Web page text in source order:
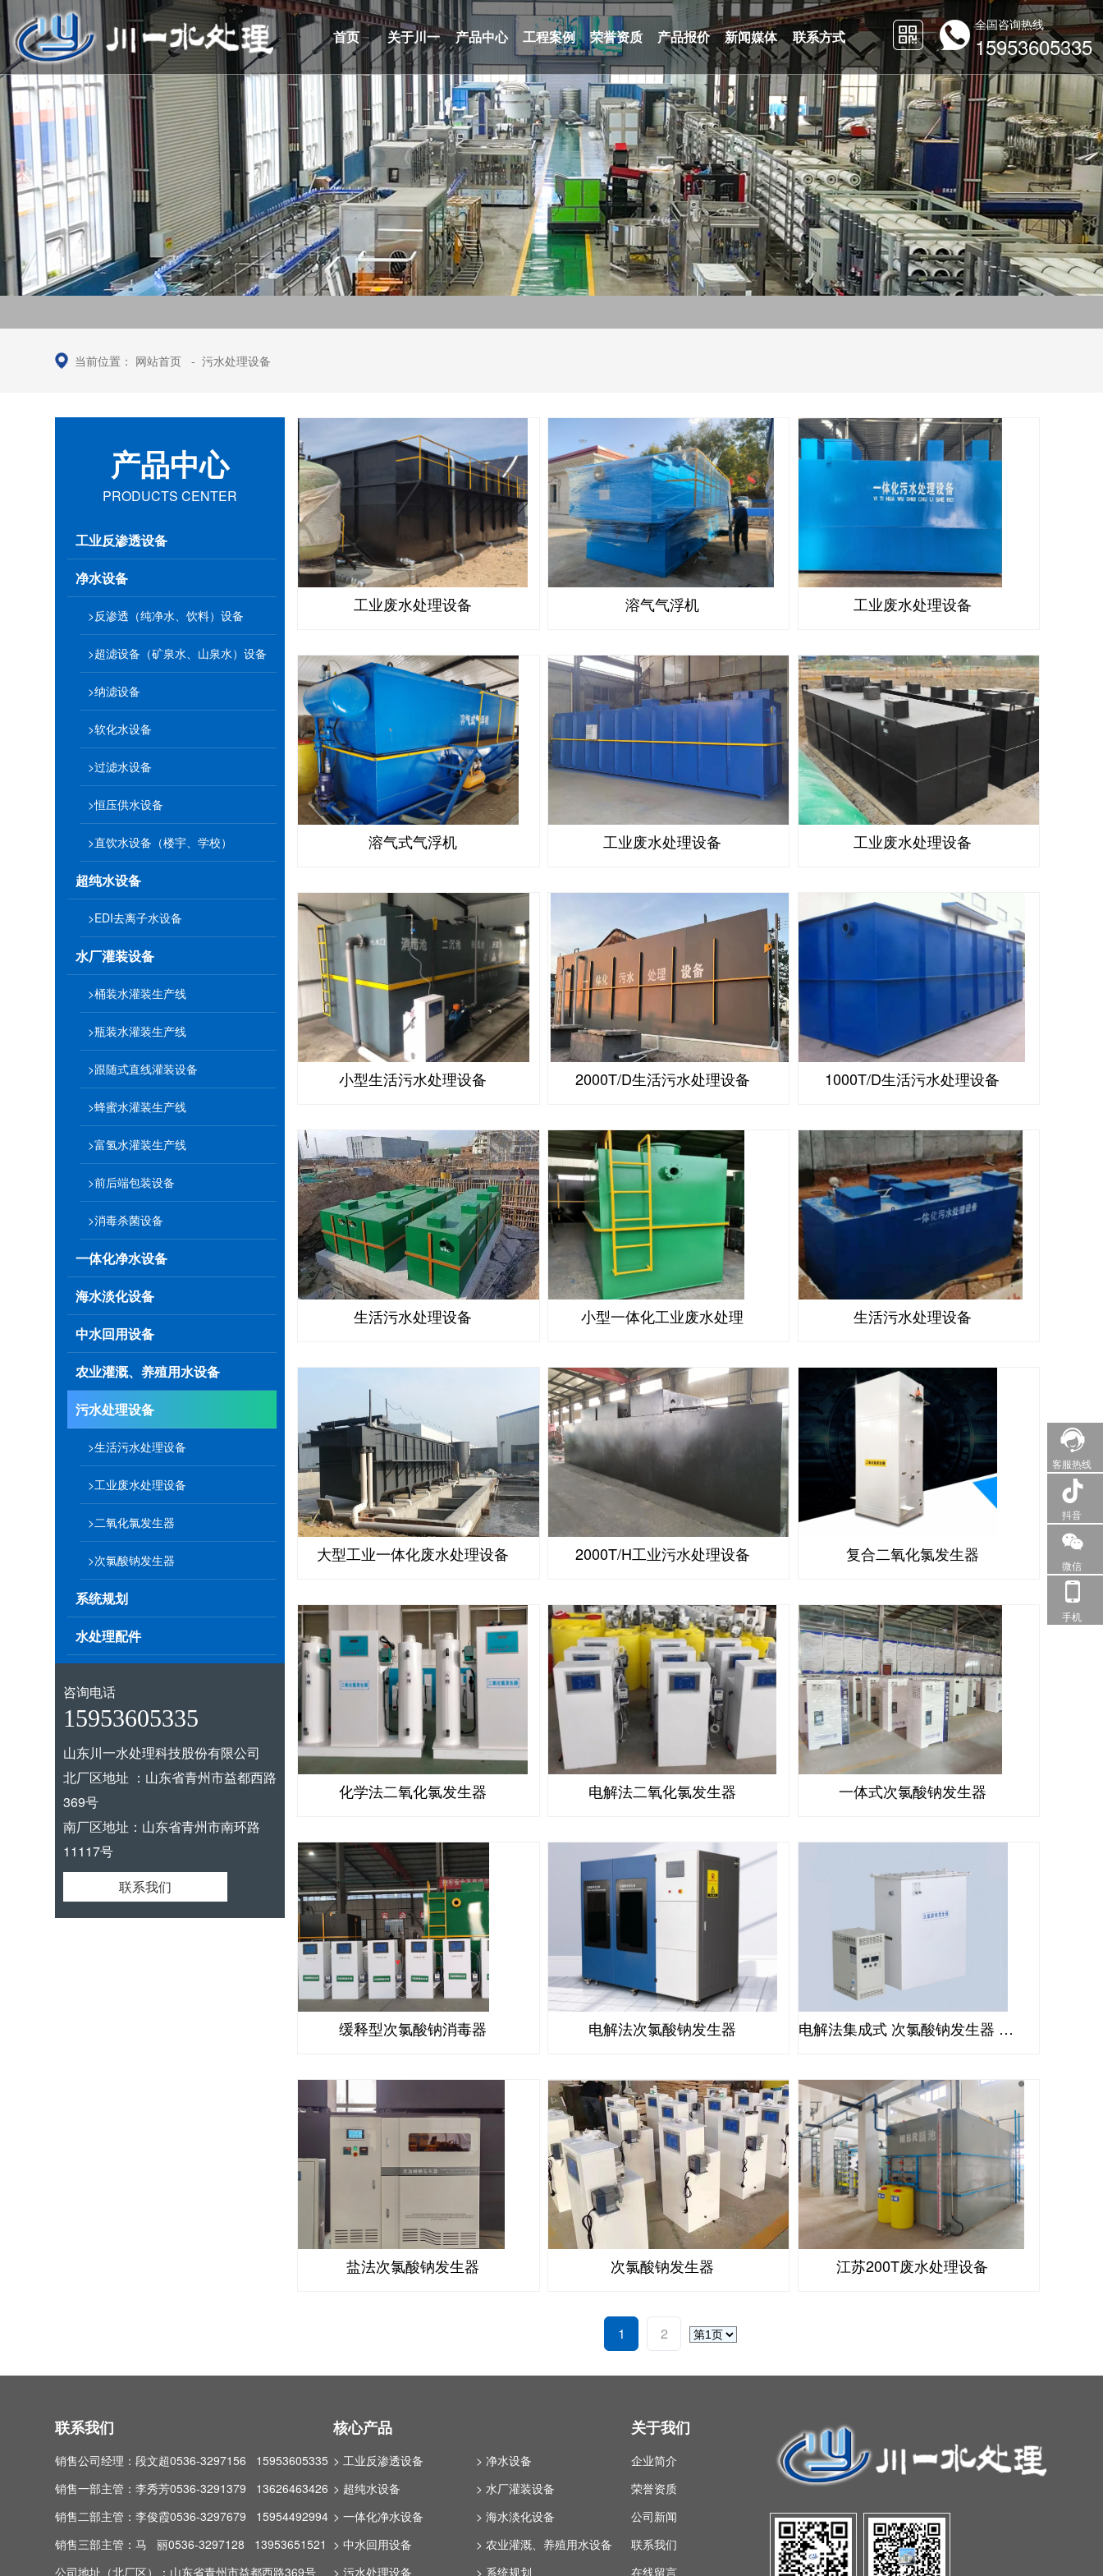
首页 关于川一 产品中心 工程案例 荣誉资质 产品报价 新闻媒体 联系方式
全国咨询热线
15953605335
当前位置： 网站首页 -污水处理设备
产品中心
PRODUCTS CENTER
工业反渗透设备
净水设备
>反渗透（纯净水、饮料）设备
>超滤设备（矿泉水、山泉水）设备
>纳滤设备
>软化水设备
>过滤水设备
>恒压供水设备
>直饮水设备（楼宇、学校）
超纯水设备
>EDI去离子水设备
水厂灌装设备
>桶装水灌装生产线
>瓶装水灌装生产线
>跟随式直线灌装设备
>蜂蜜水灌装生产线
>富氢水灌装生产线
>前后端包装设备
>消毒杀菌设备
一体化净水设备
海水淡化设备
中水回用设备
农业灌溉、养殖用水设备
污水处理设备
>生活污水处理设备
>工业废水处理设备
>二氧化氯发生器
>次氯酸钠发生器
系统规划
水处理配件
咨询电话
15953605335
山东川一水处理科技股份有限公司
北厂区地址 ：山东省青州市益都西路
369号
南厂区地址：山东省青州市南环路
11117号
联系我们
工业废水处理设备 溶气气浮机 工业废水处理设备
溶气式气浮机 工业废水处理设备 工业废水处理设备
小型生活污水处理设备 2000T/D生活污水处理设备 1000T/D生活污水处理设备
生活污水处理设备 小型一体化工业废水处理 生活污水处理设备
大型工业一体化废水处理设备 2000T/H工业污水处理设备 复合二氧化氯发生器
化学法二氧化氯发生器 电解法二氧化氯发生器 一体式次氯酸钠发生器
缓释型次氯酸钠消毒器 电解法次氯酸钠发生器 电解法集成式 次氯酸钠发生器 投加器
盐法次氯酸钠发生器 次氯酸钠发生器 江苏200T废水处理设备
1 2
联系我们
销售公司经理：段文超0536-3297156 15953605335
销售一部主管：李秀芳0536-3291379 13626463426
销售二部主管：李俊霞0536-3297679 15954492994
销售三部主管：马 丽0536-3297128 13953651521
公司地址（北厂区）：山东省青州市益都西路369号
核心产品
> 工业反渗透设备
> 净水设备
> 超纯水设备
> 水厂灌装设备
> 一体化净水设备
> 海水淡化设备
> 中水回用设备
> 农业灌溉、养殖用水设备
> 污水处理设备
> 系统规划
关于我们
企业简介
荣誉资质
公司新闻
联系我们
在线留言
客服热线
抖音
微信
手机